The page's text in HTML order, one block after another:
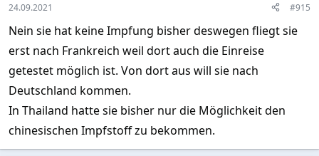
24.09.2021 #915
Nein sie hat keine Impfung bisher deswegen fliegt sie
erst nach Frankreich weil dort auch die Einreise
getestet möglich ist. Von dort aus will sie nach
Deutschland kommen.
In Thailand hatte sie bisher nur die Möglichkeit den
chinesischen Impfstoff zu bekommen.